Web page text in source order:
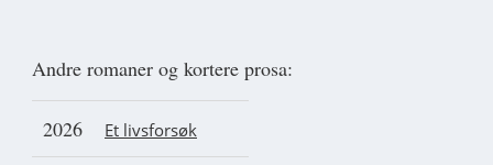
Andre romaner og kortere prosa:
2026 Et livsforsøk